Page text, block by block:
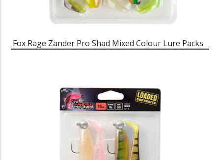
Fox Rage Zander Pro Shad Mixed Colour Lure Packs